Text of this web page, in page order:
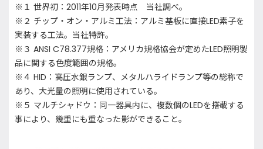
※１ 世界初：2011年10月発表時点 当社調べ。
※２ チップ・オン・アルミ工法：アルミ基板に直接LED素子を
実装する工法。当社特許。
※３ ANSI C78.377規格：アメリカ規格協会が定めたLED照明製
品に関する色度範囲の規格。
※４ HID：高圧水銀ランプ、メタルハライドランプ等の総称で
あり、大光量の照明に使用されている。
※５ マルチシャドウ：同一器具内に、複数個のLEDを搭載する
事により、幾重にも重なった影ができること。